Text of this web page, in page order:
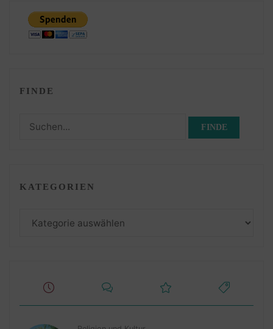
FINDE
Suchen
KATEGORIEN